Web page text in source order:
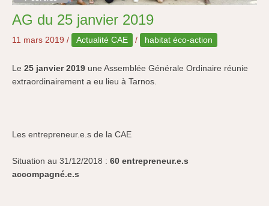
AG du 25 janvier 2019
11 mars 2019 / Actualité CAE / habitat éco-action
Le 25 janvier 2019 une Assemblée Générale Ordinaire réunie
extraordinairement a eu lieu à Tarnos.
Les entrepreneur.e.s de la CAE
Situation au 31/12/2018 : 60 entrepreneur.e.s
accompagné.e.s